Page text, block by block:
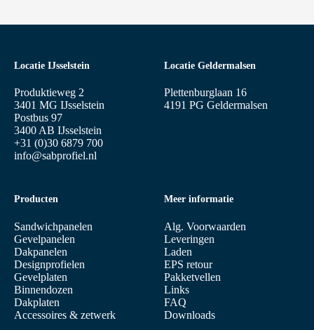
Locatie IJsselstein
Produktieweg 2
3401 MG IJsselstein
Postbus 97
3400 AB IJsselstein
+31 (0)30 6879 700
info@sabprofiel.nl
Producten
Sandwichpanelen
Gevelpanelen
Dakpanelen
Designprofielen
Gevelplaten
Binnendozen
Dakplaten
Accessoires & zetwerk
Meer informatie
Alg. Voorwaarden
Leveringen
Laden
EPS retour
Pakketvellen
Links
FAQ
Downloads
Locatie Geldermalsen
Plettenburglaan 16
4191 PG Geldermalsen